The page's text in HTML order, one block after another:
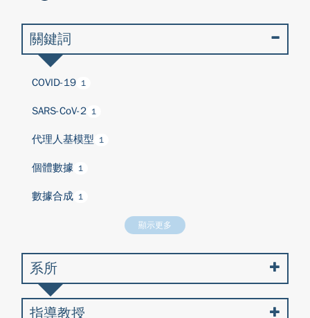
關鍵詞
COVID-19 1
SARS-CoV-2 1
代理人基模型 1
個體數據 1
數據合成 1
顯示更多
系所
指導教授